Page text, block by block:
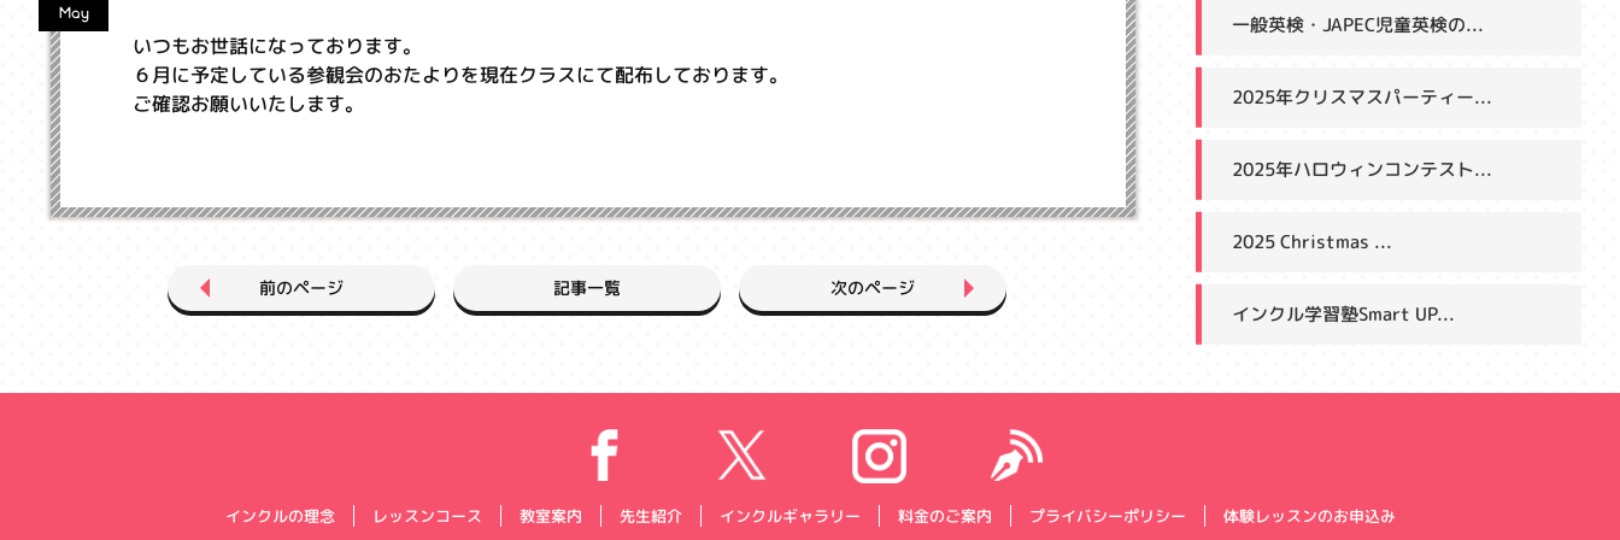
May
いつもお世話になっております。
６月に予定している参観会のおたよりを現在クラスにて配布しております。
ご確認お願いいたします。
前のページ 記事一覧 次のページ
一般英検・JAPEC児童英検の...
2025年クリスマスパーティー...
2025年ハロウィンコンテスト...
2025 Christmas ...
インクル学習塾Smart UP...
インクルの理念 レッスンコース 教室案内 先生紹介 インクルギャラリー 料金のご案内 プライバシーポリシー 体験レッスンのお申込み